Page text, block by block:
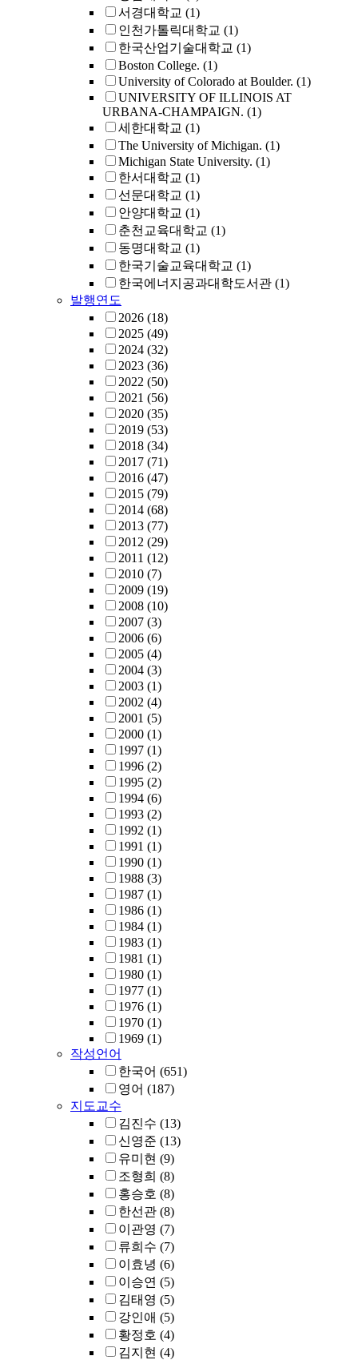
서경대학교 (1)
인천가톨릭대학교 (1)
한국산업기술대학교 (1)
Boston College. (1)
University of Colorado at Boulder. (1)
UNIVERSITY OF ILLINOIS AT
URBANA-CHAMPAIGN. (1)
세한대학교 (1)
The University of Michigan. (1)
Michigan State University. (1)
한서대학교 (1)
선문대학교 (1)
안양대학교 (1)
춘천교육대학교 (1)
동명대학교 (1)
한국기술교육대학교 (1)
한국에너지공과대학도서관 (1)
발행연도
2026 (18)
2025 (49)
2024 (32)
2023 (36)
2022 (50)
2021 (56)
2020 (35)
2019 (53)
2018 (34)
2017 (71)
2016 (47)
2015 (79)
2014 (68)
2013 (77)
2012 (29)
2011 (12)
2010 (7)
2009 (19)
2008 (10)
2007 (3)
2006 (6)
2005 (4)
2004 (3)
2003 (1)
2002 (4)
2001 (5)
2000 (1)
1997 (1)
1996 (2)
1995 (2)
1994 (6)
1993 (2)
1992 (1)
1991 (1)
1990 (1)
1988 (3)
1987 (1)
1986 (1)
1984 (1)
1983 (1)
1981 (1)
1980 (1)
1977 (1)
1976 (1)
1970 (1)
1969 (1)
작성언어
한국어 (651)
영어 (187)
지도교수
김진수 (13)
신영준 (13)
유미현 (9)
조형희 (8)
홍승호 (8)
한선관 (8)
이관영 (7)
류희수 (7)
이효녕 (6)
이승연 (5)
김태영 (5)
강인애 (5)
황정호 (4)
김지현 (4)